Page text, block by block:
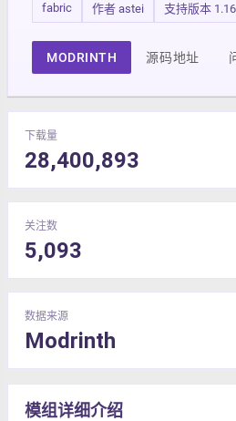
fabric 作者 astei 支持版本
MODRINTH 源码地址
下载量
28,400,893
关注数
5,093
数据来源
Modrinth
模组详细介绍